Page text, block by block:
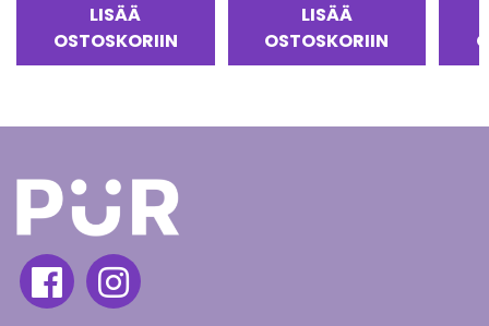
LISÄÄ
OSTOSKORIIN
LISÄÄ
OSTOSKORIIN